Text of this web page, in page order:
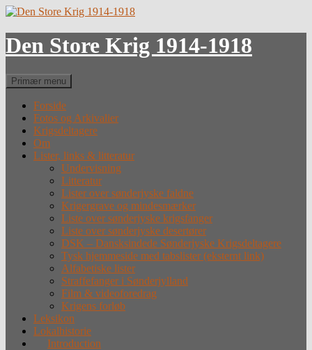
Hop
indhold
Den Store Krig 1914-1918
Søg
Primær menu
Forside
Fotos og Arkivalier
Krigsdeltagere
Om
Lister, links & litteratur
Undervisning
Litteratur
Lister over sønderjyske faldne
Krigergrave og mindesmærker
Liste over sønderjyske krigsfanger
Liste over sønderjyske desertører
DSK – Dansksindede Sønderjyske Krigsdeltagere
Tysk hjemmeside med tabslister (eksternt link)
Alfabetiske lister
Straffefanger i Sønderjylland
Film & videoforedrag
Krigens forløb
Leksikon
Lokalhistorie
Introduction